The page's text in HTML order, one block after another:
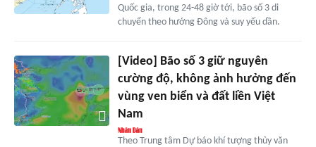
Quốc gia, trong 24-48 giờ tới, bão số 3 di
chuyển theo hướng Đông và suy yếu dần.
[Video] Bão số 3 giữ nguyên
cường độ, không ảnh hưởng đến
vùng ven biển và đất liền Việt
Nam
Theo Trung tâm Dự báo khí tượng thủy văn